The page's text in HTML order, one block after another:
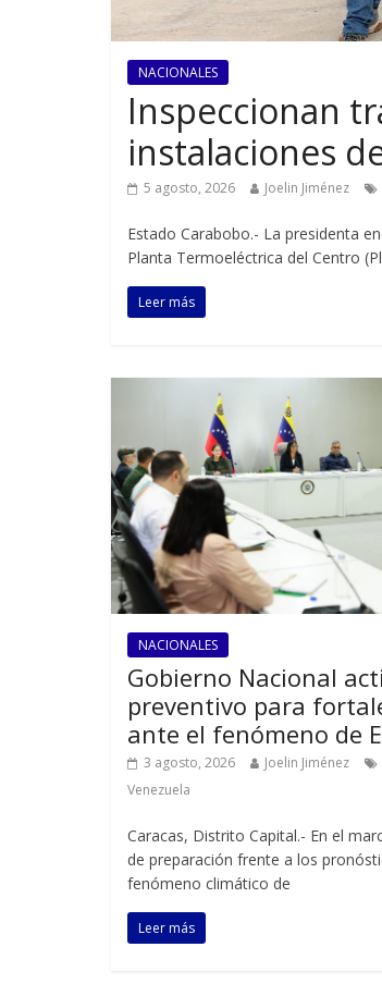
NACIONALES
Inspeccionan
instalaciones
5 agosto, 2026 Joelin Jiménez
Estado Carabobo.- La presidenta
Planta Termoeléctrica del Centro
Leer más
NACIONALES
Gobierno Nacional
preventivo para
ante el fenómeno de
3 agosto, 2026 Joelin Jiménez
Venezuela
Caracas, Distrito Capital.- En el
de preparación frente a los
fenómeno climático de
Leer más